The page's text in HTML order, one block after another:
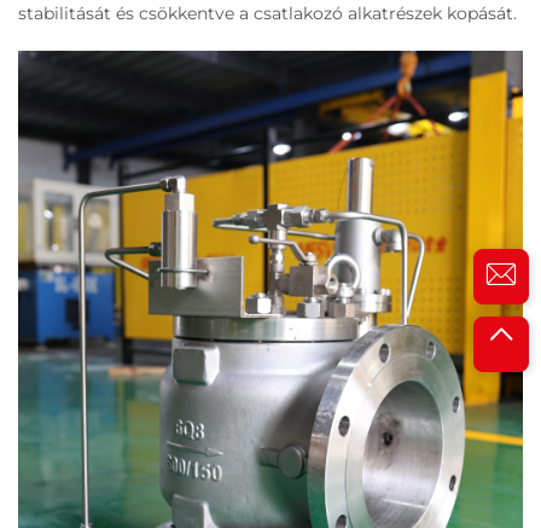
stabilitását és csökkentve a csatlakozó alkatrészek kopását.